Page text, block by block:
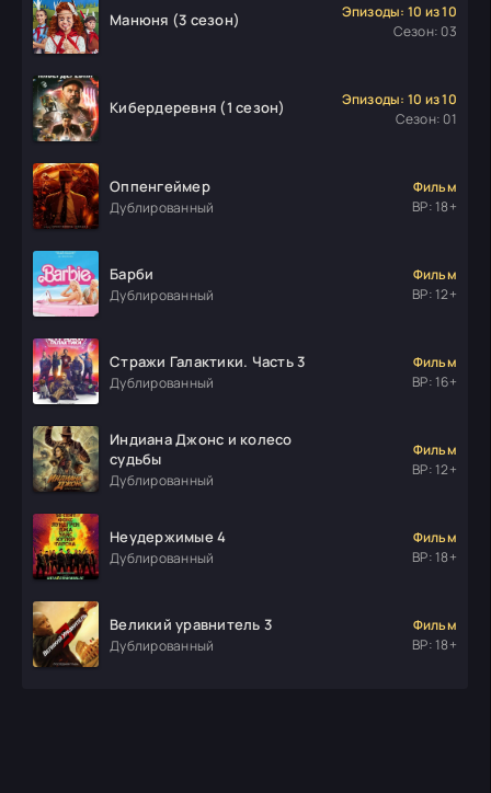
Манюня (3 сезон)
Эпизоды: 10 из 10
Сезон: 03
Кибердеревня (1 сезон)
Эпизоды: 10 из 10
Сезон: 01
Оппенгеймер
Дублированный
Фильм
ВР: 18+
Барби
Дублированный
Фильм
ВР: 12+
Стражи Галактики. Часть 3
Дублированный
Фильм
ВР: 16+
Индиана Джонс и колесо
судьбы
Дублированный
Фильм
ВР: 12+
Неудержимые 4
Дублированный
Фильм
ВР: 18+
Великий уравнитель 3
Дублированный
Фильм
ВР: 18+